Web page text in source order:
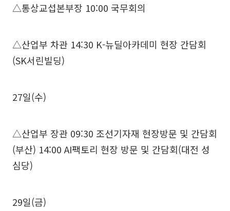
△통상교섭본부장 10:00 국무회의
△산업부 차관 14:30 K-뉴딜아카데미 현장 간담회
(SK서린빌딩)
27일(수)
△산업부 장관 09:30 조선기자재 현장방문 및 간담회
(부산) 14:00 AI팩토리 현장 방문 및 간담회(대전 성
심당)
29일(금)